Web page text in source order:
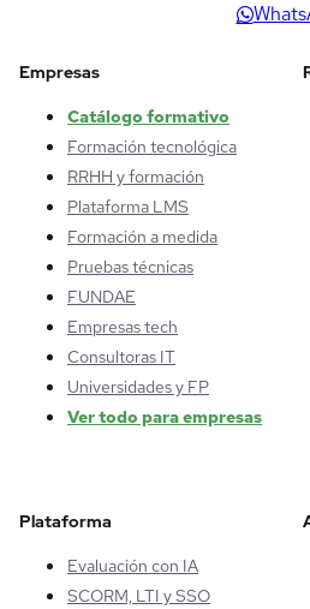
Empresas
Catálogo formativo
Formación tecnológica
RRHH y formación
Plataforma LMS
Formación a medida
Pruebas técnicas
FUNDAE
Empresas tech
Consultoras IT
Universidades y FP
Ver todo para empresas
Plataforma
Evaluación con IA
SCORM, LTI y SSO